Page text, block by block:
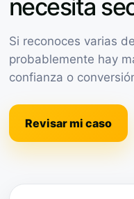
necesita
Si reconoces varias
probablemente hay
confianza o
Revisar mi caso